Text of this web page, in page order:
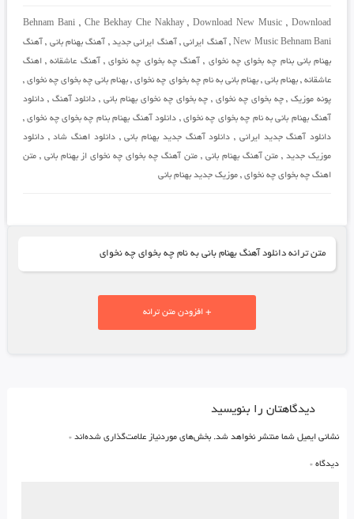
Behnam Bani, Che Bekhay Che Nakhay,Download New Music ,Download
New Music Behnam Bani
, آهنگ ایرانی, آهنگ ایرانی جدید , آهنگ بهنام بانی , آهنگ
بهنام بانی بنام چه بخوای چه نخوای , آهنگ چه بخوای چه نخوای, آهنگ عاشقانه,اهنگ
عاشقانه, بهنام بانی,بهنام بانی به نام چه بخوای چه نخوای, بهنام بانی چه بخوای چه نخوای ,
پونه موزیک,چه بخوای چه نخوای, چه بخوای چه نخوای بهنام بانی, دانلود آهنگ ,دانلود
آهنگ بهنام بانی به نام چه بخوای چه نخوای , دانلود آهنگ بهنام بنام چه بخوای چه نخوای,
دانلود آهنگ جدید ایرانی , دانلود آهنگ جدید بهنام بانی,دانلود اهنگ شاد,دانلود
موزیک جدید, متن آهنگ بهنام بانی ,متن آهنگ چه بخوای چه نخوای از بهنام بانی ,متن
اهنگ چه بخوای چه نخوای, موزیک جدید بهنام بانی
متن ترانه دانلود آهنگ بهنام بانی به نام چه بخوای چه نخوای
+ افزودن متن ترانه
دیدگاهتان را بنویسید
نشانی ایمیل شما منتشر نخواهد شد. بخش‌های موردنیاز علامت‌گذاری شده‌اند *
دیدگاه *